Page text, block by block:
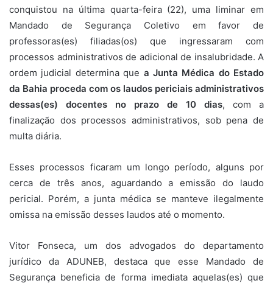
conquistou na última quarta-feira (22), uma liminar em
Mandado de Segurança Coletivo em favor de
professoras(es) filiadas(os) que ingressaram com
processos administrativos de adicional de insalubridade. A
ordem judicial determina que a Junta Médica do Estado
da Bahia proceda com os laudos periciais administrativos
dessas(es) docentes no prazo de 10 dias, com a
finalização dos processos administrativos, sob pena de
multa diária.
Esses processos ficaram um longo período, alguns por
cerca de três anos, aguardando a emissão do laudo
pericial. Porém, a junta médica se manteve ilegalmente
omissa na emissão desses laudos até o momento.
Vitor Fonseca, um dos advogados do departamento
jurídico da ADUNEB, destaca que esse Mandado de
Segurança beneficia de forma imediata aquelas(es) que